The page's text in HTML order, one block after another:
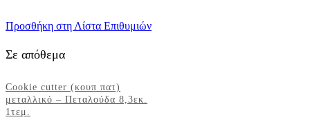
Προσθήκη στη Λίστα Επιθυμιών
Σε απόθεμα
Cookie cutter (κουπ πατ)
μεταλλικό – Πεταλούδα 8,3εκ.
1τεμ.